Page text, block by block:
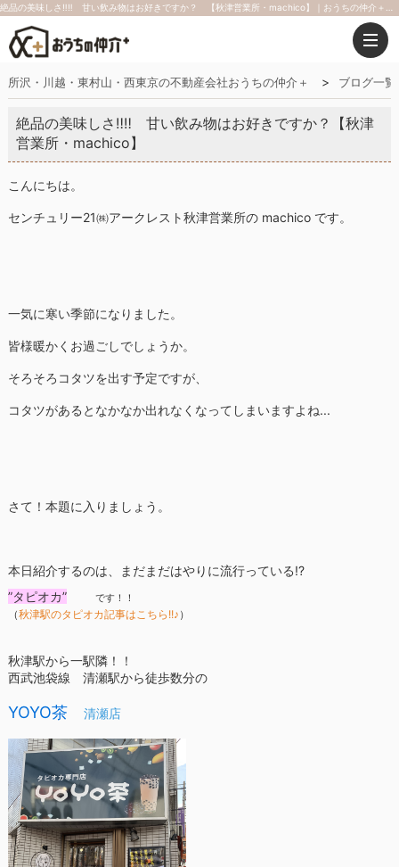
所沢・川越・東村山・西東京の不動産会社おうちの仲介＋ ブログ一覧
絶品の美味しさ‼‼ 甘い飲み物はお好きですか？【秋津
営業所・machico】
こんにちは。
センチュリー21㈱アークレスト秋津営業所の machico です。
一気に寒い季節になりました。
皆様暖かくお過ごしでしょうか。
そろそろコタツを出す予定ですが、
コタツがあるとなかなか出れなくなってしまいますよね...
さて！本題に入りましょう。
本日紹介するのは、まだまだはやりに流行っている!?
”タピオカ”
です！！
（秋津駅のタピオカ記事はこちら!!♪ ）
秋津駅から一駅隣！！
西武池袋線 清瀬駅から徒歩数分の
YOYO茶 清瀬店